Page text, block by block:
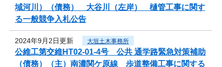
域河川）（債務） 大谷川（左岸） 樋管工事に関す
る一般競争入札公告
2024年9月2日更新 大垣土木事務所
公維工第交維HT02-01-4号 公共 通学路緊急対策補助
（債務）（主）南濃関ケ原線 歩道整備工事に関する